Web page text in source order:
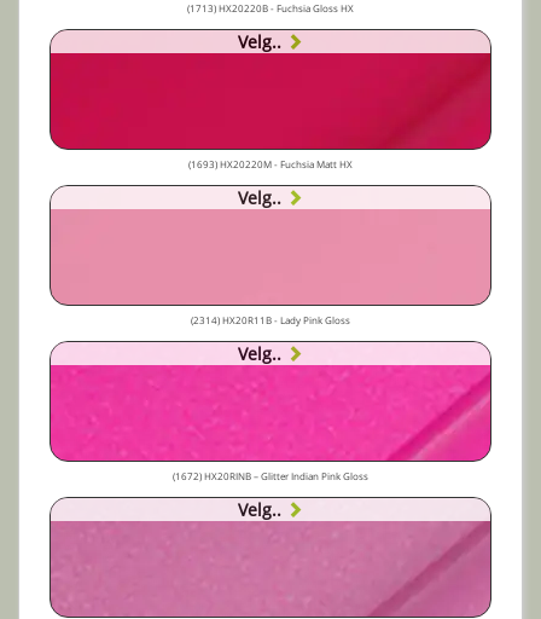
(1713) HX20220B - Fuchsia Gloss HX
Velg..
(1693) HX20220M - Fuchsia Matt HX
Velg..
(2314) HX20R11B - Lady Pink Gloss
Velg..
(1672) HX20RINB – Glitter Indian Pink Gloss
Velg..